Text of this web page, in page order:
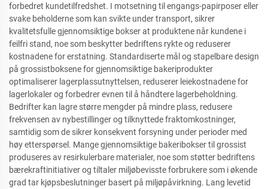
forbedret kundetilfredshet. I motsetning til engangs-papirposer eller
svake beholderne som kan svikte under transport, sikrer
kvalitetsfulle gjennomsiktige bokser at produktene når kundene i
feilfri stand, noe som beskytter bedriftens rykte og reduserer
kostnadene for erstatning. Standardiserte mål og stapelbare design
på grossistboksene for gjennomsiktige bakeriprodukter
optimaliserer lagerplassutnyttelsen, reduserer leiekostnadene for
lagerlokaler og forbedrer evnen til å håndtere lagerbeholdning.
Bedrifter kan lagre større mengder på mindre plass, redusere
frekvensen av nybestillinger og tilknyttede fraktomkostninger,
samtidig som de sikrer konsekvent forsyning under perioder med
høy etterspørsel. Mange gjennomsiktige bakeribokser til grossist
produseres av resirkulerbare materialer, noe som støtter bedriftens
bærekraftinitiativer og tiltaler miljøbevisste forbrukere som i økende
grad tar kjøpsbeslutninger basert på miljøpåvirkning. Lang levetid